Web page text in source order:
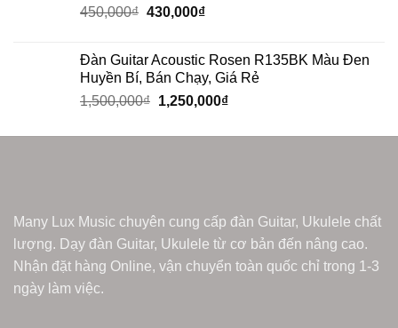
450,000₫ 430,000₫
Đàn Guitar Acoustic Rosen R135BK Màu Đen
Huyền Bí, Bán Chạy, Giá Rẻ
1,500,000₫ 1,250,000₫
Many Lux Music chuyên cung cấp đàn Guitar, Ukulele chất
lượng. Dạy đàn Guitar, Ukulele từ cơ bản đến nâng cao.
Nhận đặt hàng Online, vận chuyển toàn quốc chỉ trong 1-3
ngày làm việc.